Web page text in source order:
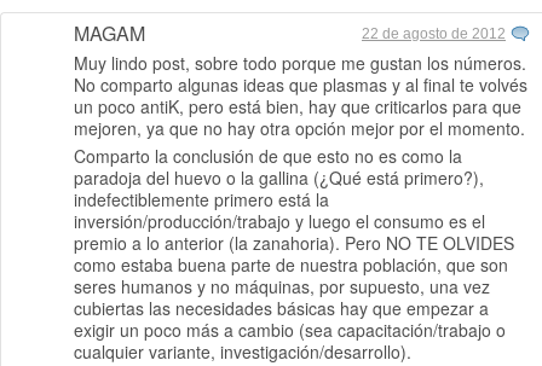
MAGAM 22 de agosto de 2012
Muy lindo post, sobre todo porque me gustan los números.
No comparto algunas ideas que plasmas y al final te volvés
un poco antiK, pero está bien, hay que criticarlos para que
mejoren, ya que no hay otra opción mejor por el momento.
Comparto la conclusión de que esto no es como la
paradoja del huevo o la gallina (¿Qué está primero?),
indefectiblemente primero está la
inversión/producción/trabajo y luego el consumo es el
premio a lo anterior (la zanahoria). Pero NO TE OLVIDES
como estaba buena parte de nuestra población, que son
seres humanos y no máquinas, por supuesto, una vez
cubiertas las necesidades básicas hay que empezar a
exigir un poco más a cambio (sea capacitación/trabajo o
cualquier variante, investigación/desarrollo).